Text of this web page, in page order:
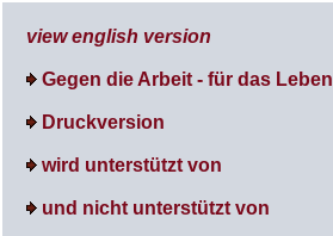
view english version
Gegen die Arbeit - für das Leben
Druckversion
wird unterstützt von
und nicht unterstützt von